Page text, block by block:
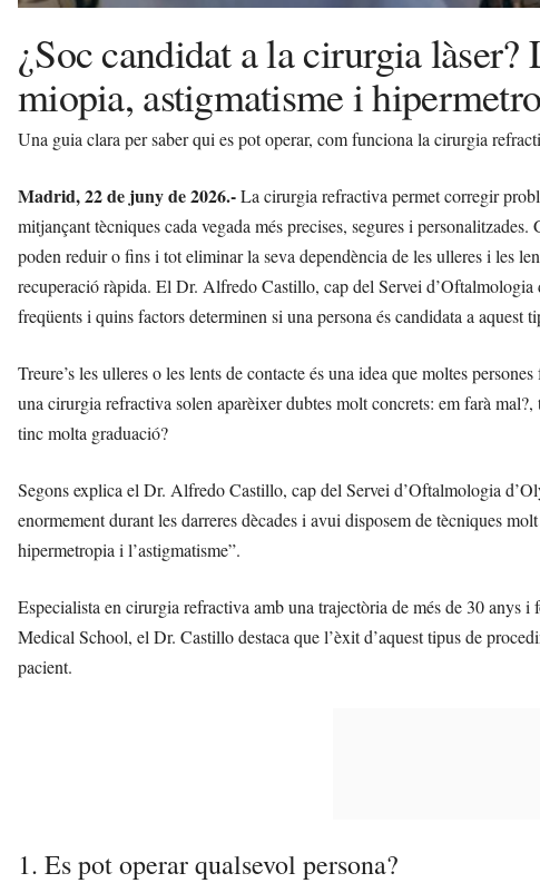
¿Soc candidat a la cirurgia làser?
miopia, astigmatisme i
Una guia clara per saber qui es pot operar, com funciona la cirurgia
Madrid, 22 de juny de 2026.-La cirurgia refractiva permet corregir
mitjançant tècniques cada vegada més precises, segures i
poden reduir o fins i tot eliminar la seva dependència de les ulleres i les
recuperació ràpida. El Dr. Alfredo Castillo, cap del Servei
freqüents i quins factors determinen si una persona és candidata a aquest
Treure’s les ulleres o les lents de contacte és una idea que moltes
una cirurgia refractiva solen aparèixer dubtes molt concrets: em farà
tinc molta graduació?
Segons explica el Dr. Alfredo Castillo, cap del Servei d’Oftalmologia
enormement durant les darreres dècades i avui disposem de tècniques
hipermetropia i l’astigmatisme”.
Especialista en cirurgia refractiva amb una trajectòria de més de 30 anys
Medical School, el Dr. Castillo destaca que l’èxit d’aquest tipus de
pacient.
1. Es pot operar qualsevol persona?